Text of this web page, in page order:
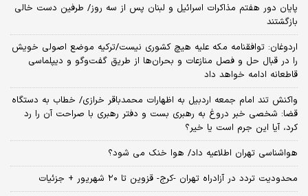
پایان دور هفتم مذاکرات اسرائیل و لبنان پس از سه روز/ طرفین دست خالی
بازگشتند
اردوغان: توافقنامه مکه علیه هیچ کشوری نیست/ترکیه موضع اصولی خویش
را در قبال حل و فصل منازعات و بحران‌ها از طریق گفت‌وگو و دیپلماسی
قاطعانه ادامه خواهد داد
واکنش تند امام جمعه اردبیل به اظهارات محمدباقر خرازی/ خطاب به دستگاه
قضا: شخصی خبر دروغ به رهبری بست و دفتر رهبری با صراحت آن را رد
کرد، آیا این جرم است یا خیر؟
هواشناسی تهران اطلاعیه داد/ هوا خنک می شود؟
محدودیت تردد در آزادراه تهران -کرج- قزوین تا ۲۰ شهریور + جزئیات